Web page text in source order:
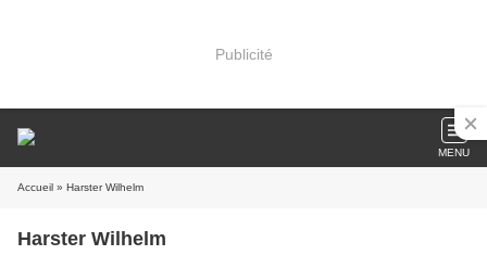
Publicité
MENU
Accueil » Harster Wilhelm
Harster Wilhelm